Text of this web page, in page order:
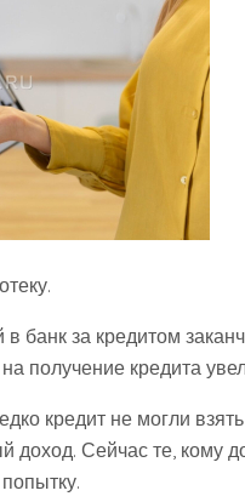
банк за кредитом
получение кредита
кредит не могли
Сейчас те, кому